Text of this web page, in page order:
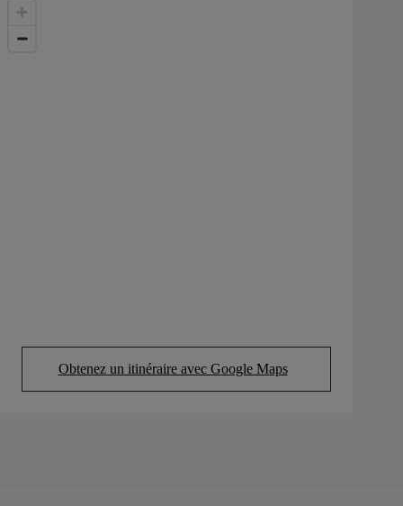
Obtenez un itinéraire avec Google Maps
(Opens in new tab)